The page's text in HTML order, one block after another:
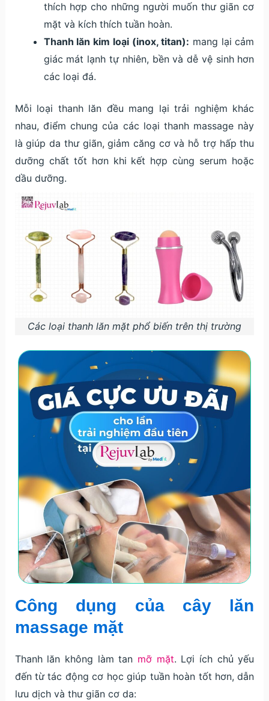
thích hợp cho những người muốn thư giãn cơ
mặt và kích thích tuần hoàn.
Thanh lăn kim loại (inox, titan): mang lại cảm
giác mát lạnh tự nhiên, bền và dễ vệ sinh hơn
các loại đá.
Mỗi loại thanh lăn đều mang lại trải nghiệm khác
nhau, điểm chung của các loại thanh massage này
là giúp da thư giãn, giảm căng cơ và hỗ trợ hấp thu
dưỡng chất tốt hơn khi kết hợp cùng serum hoặc
dầu dưỡng.
Các loại thanh lăn mặt phổ biến trên thị trường
Công dụng của cây lăn
massage mặt
Thanh lăn không làm tan mỡ mặt. Lợi ích chủ yếu
đến từ tác động cơ học giúp tuần hoàn tốt hơn, dẫn
lưu dịch và thư giãn cơ da: